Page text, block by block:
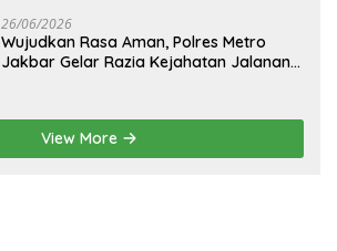
26/06/2026
Wujudkan Rasa Aman, Polres Metro
Jakbar Gelar Razia Kejahatan Jalanan
View More